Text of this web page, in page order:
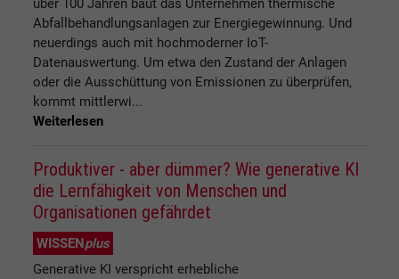
über 100 Jahren baut das Unternehmen thermische
Abfallbehandlungsanlagen zur Energiegewinnung. Und
neuerdings auch mit hochmoderner IoT-
Datenauswertung. Um etwa den Zustand der Anlagen
oder die Ausschüttung von Emissionen zu überprüfen,
kommt mittlerwi...
Weiterlesen
Produktiver - aber dümmer? Wie generative KI
die Lernfähigkeit von Menschen und
Organisationen gefährdet
WISSEN plus
Generative KI verspricht erhebliche